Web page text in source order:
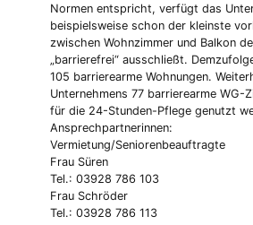
Normen entspricht, verfügt das
beispielsweise schon der kleinste
zwischen Wohnzimmer und Balkon
„barrierefrei“ ausschließt.
105 barrierearme Wohnungen.
Unternehmens 77 barrierearme WG-
für die 24-Stunden-Pflege genutzt
Ansprechpartnerinnen:
Vermietung/Seniorenbeauftragte
Frau Süren
Tel.: 03928 786 103
Frau Schröder
Tel.: 03928 786 113